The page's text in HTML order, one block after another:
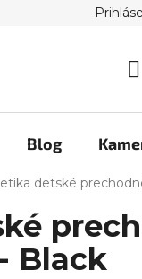
Blog
detské
Black